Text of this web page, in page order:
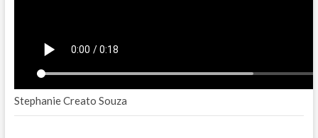
Stephanie Creato Souza